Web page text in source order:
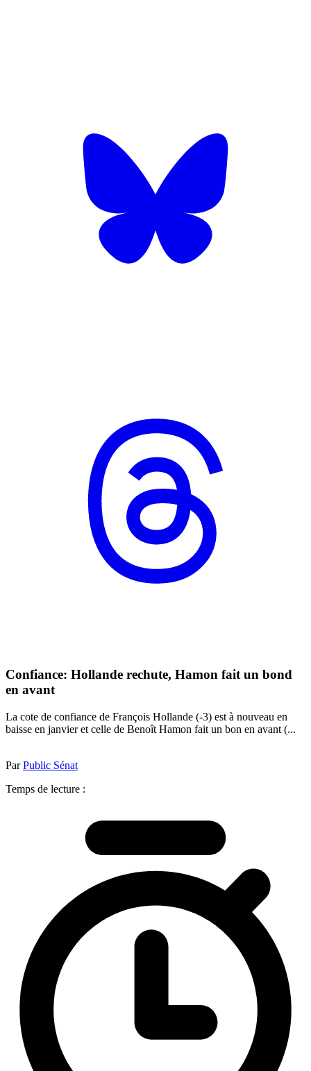
Confiance: Hollande rechute, Hamon fait un bond
en avant
La cote de confiance de François Hollande (-3) est à nouveau en
baisse en janvier et celle de Benoît Hamon fait un bon en avant (...
ParPublic Sénat
Temps de lecture :